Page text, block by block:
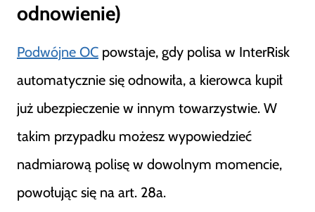
odnowienie)
Podwójne OC powstaje, gdy polisa w InterRisk
automatycznie się odnowiła, a kierowca kupił
już ubezpieczenie w innym towarzystwie. W
takim przypadku możesz wypowiedzieć
nadmiarową polisę w dowolnym momencie,
powołując się na art. 28a.